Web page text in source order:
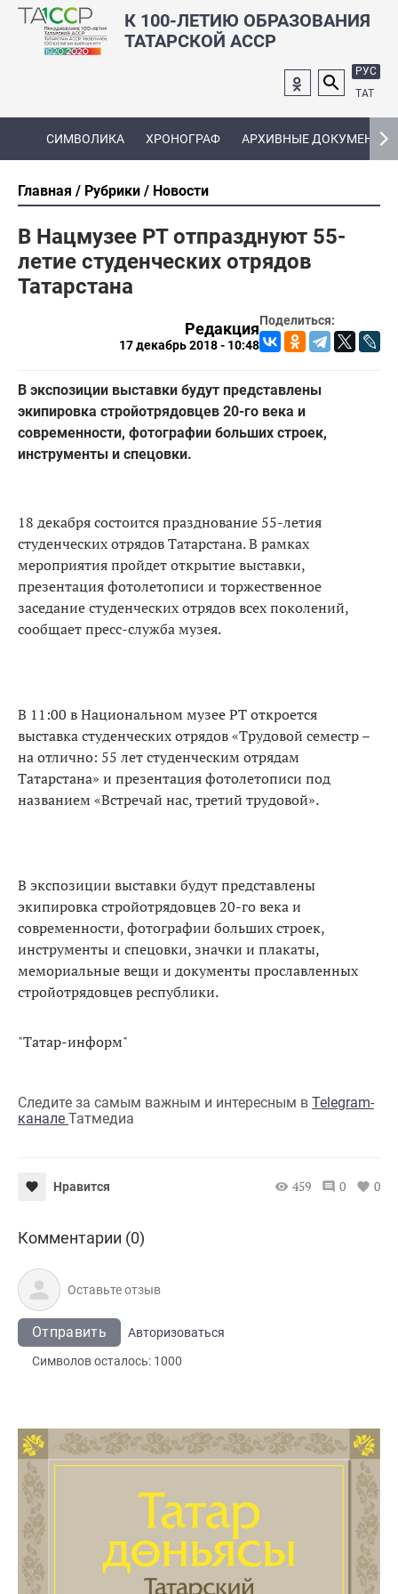
К 100-ЛЕТИЮ ОБРАЗОВАНИЯ
ТАТАРСКОЙ АССР
РУС
ТАТ
СИМВОЛИКА ХРОНОГРАФ АРХИВНЫЕ ДОКУМЕНТЫ
Главная Рубрики Новости
В Нацмузее РТ отпразднуют 55-
летие студенческих отрядов
Татарстана
Поделиться:
Редакция
17 декабрь 2018 - 10:48
В экспозиции выставки будут представлены
экипировка стройотрядовцев 20-го века и
современности, фотографии больших строек,
инструменты и спецовки.
18 декабря состоится празднование 55-летия
студенческих отрядов Татарстана. В рамках
мероприятия пройдет открытие выставки,
презентация фотолетописи и торжественное
заседание студенческих отрядов всех поколений,
сообщает пресс-служба музея.
В 11:00 в Национальном музее РТ откроется
выставка студенческих отрядов «Трудовой семестр –
на отлично: 55 лет студенческим отрядам
Татарстана» и презентация фотолетописи под
названием «Встречай нас, третий трудовой».
В экспозиции выставки будут представлены
экипировка стройотрядовцев 20-го века и
современности, фотографии больших строек,
инструменты и спецовки, значки и плакаты,
мемориальные вещи и документы прославленных
стройотрядовцев республики.
"Татар-информ"
Следите за самым важным и интересным в Telegram-
канале Татмедиа
Нравится 459 0 0
Комментарии (0)
Отправить
Авторизоваться
Символов осталось: 1000